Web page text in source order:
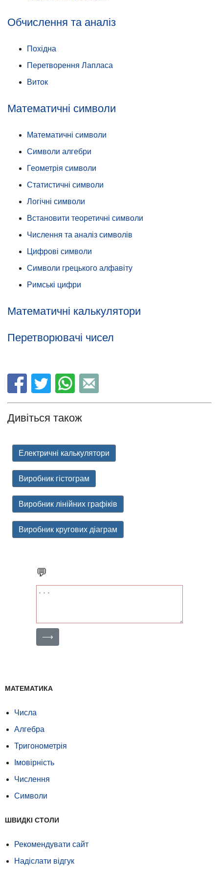
Обчислення та аналіз
Похідна
Перетворення Лапласа
Виток
Математичні символи
Математичні символи
Символи алгебри
Геометрія символи
Статистичні символи
Логічні символи
Встановити теоретичні символи
Числення та аналіз символів
Цифрові символи
Символи грецького алфавіту
Римські цифри
Математичні калькулятори
Перетворювачі чисел
Дивіться також
Електричні калькулятори
Виробник гістограм
Виробник лінійних графіків
Виробник кругових діаграм
💬
⟶
МАТЕМАТИКА
Числа
Алгебра
Тригонометрія
Імовірність
Числення
Символи
ШВИДКІ СТОЛИ
Рекомендувати сайт
Надіслати відгук